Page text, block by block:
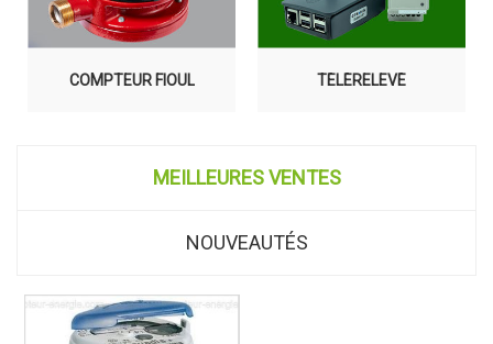
COMPTEUR FIOUL TÉLÉRELEVÉ
MEILLEURES VENTES
NOUVEAUTÉS